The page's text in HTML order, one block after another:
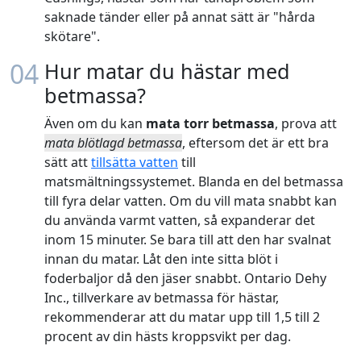
saknade tänder eller på annat sätt är "hårda
skötare".
04 Hur matar du hästar med
betmassa?
Även om du kan mata torr betmassa, prova att
mata blötlagd betmassa, eftersom det är ett bra
sätt atttillsätta vatten till
matsmältningssystemet. Blanda en del betmassa
till fyra delar vatten. Om du vill mata snabbt kan
du använda varmt vatten, så expanderar det
inom 15 minuter. Se bara till att den har svalnat
innan du matar. Låt den inte sitta blöt i
foderbaljor då den jäser snabbt. Ontario Dehy
Inc., tillverkare av betmassa för hästar,
rekommenderar att du matar upp till 1,5 till 2
procent av din hästs kroppsvikt per dag.